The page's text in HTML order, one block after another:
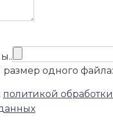
одного файла:
политикой обработки